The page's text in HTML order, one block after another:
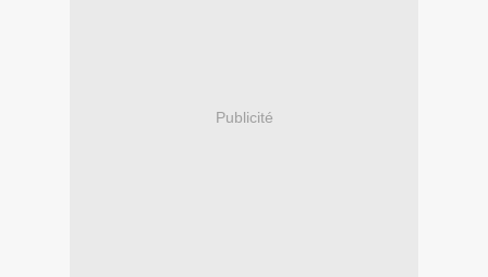
Publicité